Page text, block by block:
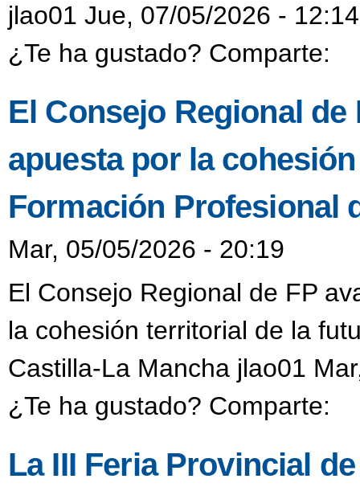
jlao01 Jue, 07/05/2026 - 12:14
¿Te ha gustado? Comparte:
El Consejo Regional de
apuesta por la
Formación Profesional
Mar, 05/05/2026 - 20:19
El Consejo Regional de FP
la cohesión territorial de la
Castilla-La Mancha jlao01
¿Te ha gustado? Comparte:
La III Feria Provincial